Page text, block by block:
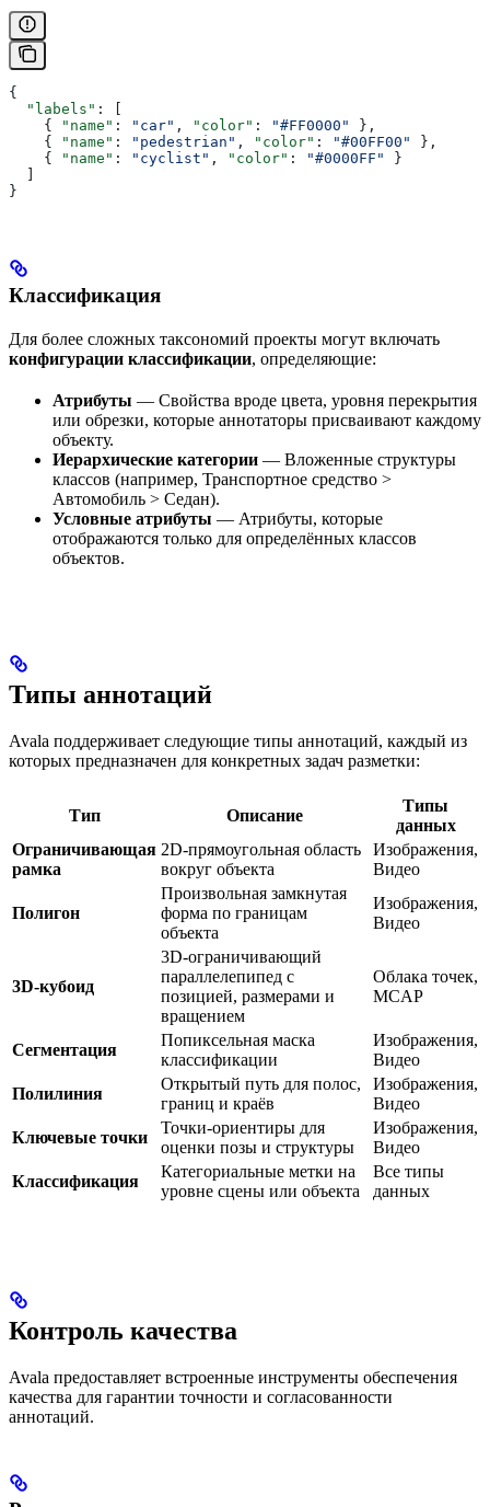
{
  "labels"
: [
    {
"name" : "car" , "color" : "#FF0000"
},
    {
"name" : "pedestrian" , "color" : "#00FF00"
},
    {
"name" : "cyclist" , "color" : "#0000FF"
}
}
Классификация
Для более сложных таксономий проекты могут включать
конфигурации классификации, определяющие:
Атрибуты — Свойства вроде цвета, уровня перекрытия
или обрезки, которые аннотаторы присваивают каждому
объекту.
Иерархические категории — Вложенные структуры
классов (например, Транспортное средство >
Автомобиль > Седан).
Условные атрибуты — Атрибуты, которые
отображаются только для определённых классов
объектов.
Типы аннотаций
Avala поддерживает следующие типы аннотаций, каждый из
которых предназначен для конкретных задач разметки:
Тип Описание
Типы
данных
Ограничивающая
рамка
2D-прямоугольная область
вокруг объекта
Изображения,
Видео
Полигон
Произвольная замкнутая
форма по границам
объекта
Изображения,
Видео
3D-кубоид
3D-ограничивающий
параллелепипед с
позицией, размерами и
вращением
Облака точек,
MCAP
Сегментация
Попиксельная маска
классификации
Изображения,
Видео
Полилиния
Открытый путь для полос,
границ и краёв
Изображения,
Видео
Ключевые точки
Точки-ориентиры для
оценки позы и структуры
Изображения,
Видео
Классификация
Категориальные метки на
уровне сцены или объекта
Все типы
данных
Контроль качества
Avala предоставляет встроенные инструменты обеспечения
качества для гарантии точности и согласованности
аннотаций.